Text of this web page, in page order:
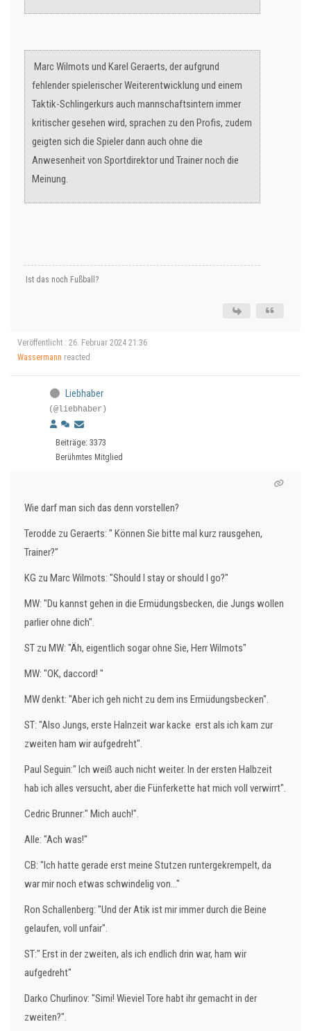
Marc Wilmots und Karel Geraerts, der aufgrund
fehlender spielerischer Weiterentwicklung und einem
Taktik-Schlingerkurs auch mannschaftsintern immer
kritischer gesehen wird, sprachen zu den Profis, zudem
geigten sich die Spieler dann auch ohne die
Anwesenheit von Sportdirektor und Trainer noch die
Meinung.
Ist das noch Fußball?
Veröffentlicht : 26. Februar 2024 21:36
Wassermann reacted
Liebhaber
(@liebhaber)
Beiträge: 3373
Berühmtes Mitglied
Wie darf man sich das denn vorstellen?
Terodde zu Geraerts: " Können Sie bitte mal kurz rausgehen,
Trainer?"
KG zu Marc Wilmots: "Should I stay or should I go?"
MW: "Du kannst gehen in die Ermüdungsbecken, die Jungs wollen
parlier ohne dich".
ST zu MW: "Äh, eigentlich sogar ohne Sie, Herr Wilmots"
MW: "OK, daccord! "
MW denkt: "Aber ich geh nicht zu dem ins Ermüdungsbecken".
ST: "Also Jungs, erste Halnzeit war kacke erst als ich kam zur
zweiten ham wir aufgedreht".
Paul Seguin:" Ich weiß auch nicht weiter. In der ersten Halbzeit
hab ich alles versucht, aber die Fünferkette hat mich voll verwirrt".
Cedric Brunner:" Mich auch!".
Alle: "Ach was!"
CB: "Ich hatte gerade erst meine Stutzen runtergekrempelt, da
war mir noch etwas schwindelig von..."
Ron Schallenberg: "Und der Atik ist mir immer durch die Beine
gelaufen, voll unfair".
ST:" Erst in der zweiten, als ich endlich drin war, ham wir
aufgedreht"
Darko Churlinov: "Simi! Wieviel Tore habt ihr gemacht in der
zweiten?".